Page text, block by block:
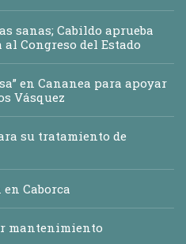
sanas; Cabildo aprueba
Congreso del Estado
en Cananea para apoyar
Vásquez
su tratamiento de
Caborca
mantenimiento